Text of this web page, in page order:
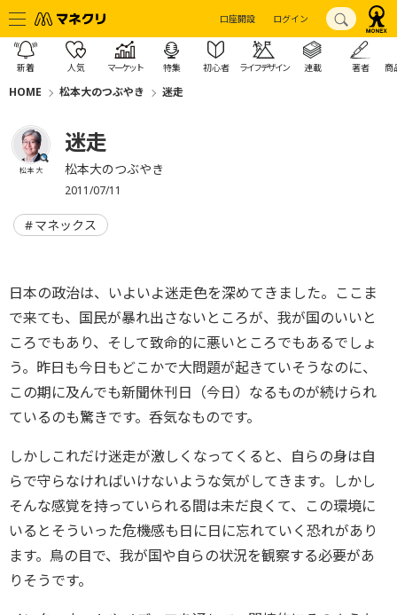
口座開設 ログイン
新着 人気 マーケット 特集 初心者 ライフデザイン 連載 著者 商
HOME 松本大のつぶやき 迷走
松本 大
迷走
松本大のつぶやき
2011/07/11
マネックス
日本の政治は、いよいよ迷走色を深めてきました。ここま
で来ても、国民が暴れ出さないところが、我が国のいいと
ころでもあり、そして致命的に悪いところでもあるでしょ
う。昨日も今日もどこかで大問題が起きていそうなのに、
この期に及んでも新聞休刊日（今日）なるものが続けられ
ているのも驚きです。呑気なものです。
しかしこれだけ迷走が激しくなってくると、自らの身は自
らで守らなければいけないような気がしてきます。しかし
そんな感覚を持っていられる間は未だ良くて、この環境に
いるとそういった危機感も日に日に忘れていく恐れがあり
ます。鳥の目で、我が国や自らの状況を観察する必要があ
りそうです。